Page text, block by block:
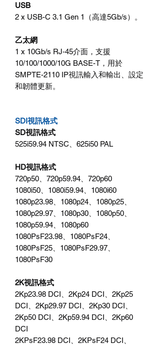
USB
2 x USB-C 3.1 Gen 1（高達5Gb/s）。
乙太網
1 x 10Gb/s RJ‑45介面，支援
10/100/1000/10G BASE-T，用於
SMPTE-2110 IP視訊輸入和輸出、設定
和韌體更新。
SDI視訊格式
SD視訊格式
525i59.94 NTSC、625i50 PAL
HD視訊格式
720p50、720p59.94、720p60
1080i50、1080i59.94、1080i60
1080p23.98、1080p24、1080p25、
1080p29.97、1080p30、1080p50、
1080p59.94、1080p60
1080PsF23.98、1080PsF24、
1080PsF25、1080PsF29.97、
1080PsF30
2K視訊格式
2Kp23.98 DCI、2Kp24 DCI、2Kp25
DCI、2Kp29.97 DCI、2Kp30 DCI、
2Kp50 DCI、2Kp59.94 DCI、2Kp60
DCI
2KPsF23.98 DCI、2KPsF24 DCI、